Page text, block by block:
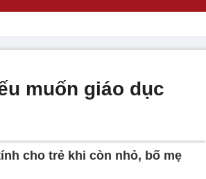
muốn giáo dục
cho trẻ khi còn nhỏ, bố mẹ